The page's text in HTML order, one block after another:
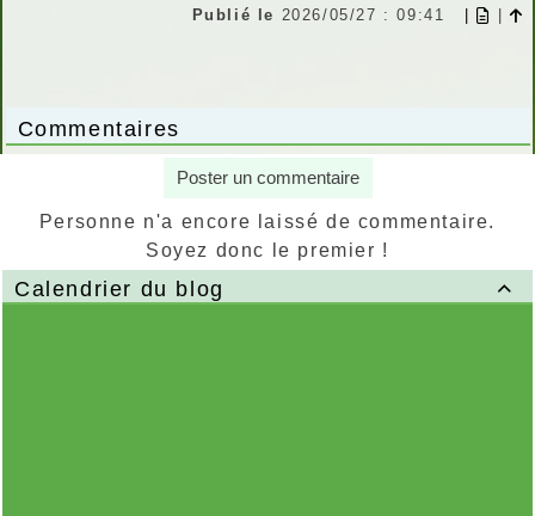

Calendrier du blog
Publié le 2026/05/27 : 09:41
Commentaires
Poster un commentaire
Personne n'a encore laissé de commentaire.
Soyez donc le premier !